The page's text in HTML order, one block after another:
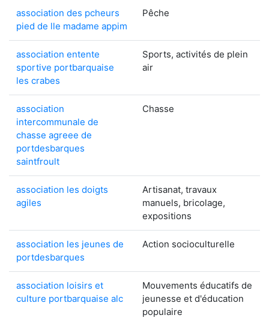
association des pcheurs
pied de lle madame appim
Pêche
association entente
sportive portbarquaise
les crabes
Sports, activités de plein
air
association
intercommunale de
chasse agreee de
portdesbarques
saintfroult
Chasse
association les doigts
agiles
Artisanat, travaux
manuels, bricolage,
expositions
association les jeunes de
portdesbarques
Action socioculturelle
association loisirs et
culture portbarquaise alc
Mouvements éducatifs de
jeunesse et d'éducation
populaire